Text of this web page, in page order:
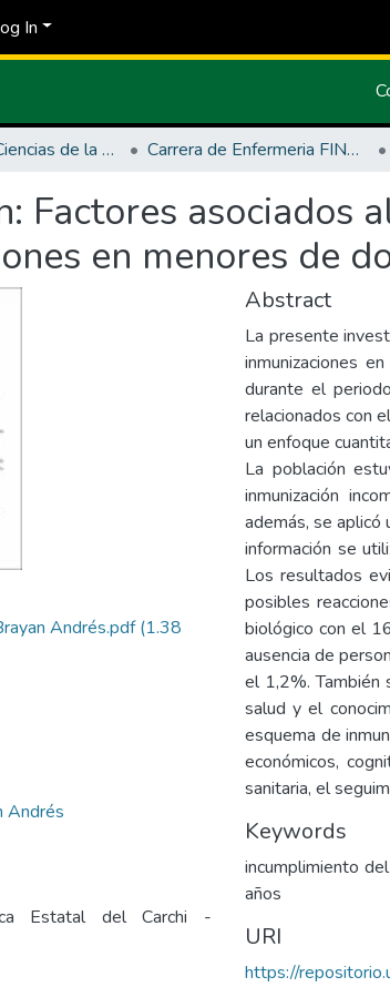
In
Facultad de Ciencias de la Salud y Educación Carrera de Enfermeria FINAL
Factores asociados
en menores de
Andrés.pdf(1.38
Andrés
Estatal del Carchi -
Abstract
La presente
inmunizaciones
durante el
relacionados con
un enfoque
La población
inmunización
además, se aplicó
información se
Los resultados
posibles
biológico con el
ausencia de
el 1,2%. También
salud y el
esquema de
económicos,
sanitaria, el
Keywords
incumplimiento
años
URI
https://